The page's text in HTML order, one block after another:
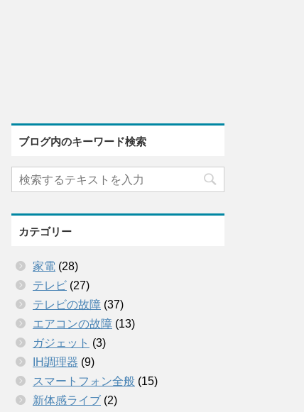
ブログ内のキーワード検索
カテゴリー
家電 (28)
テレビ (27)
テレビの故障 (37)
エアコンの故障 (13)
ガジェット (3)
IH調理器 (9)
スマートフォン全般 (15)
新体感ライブ (2)